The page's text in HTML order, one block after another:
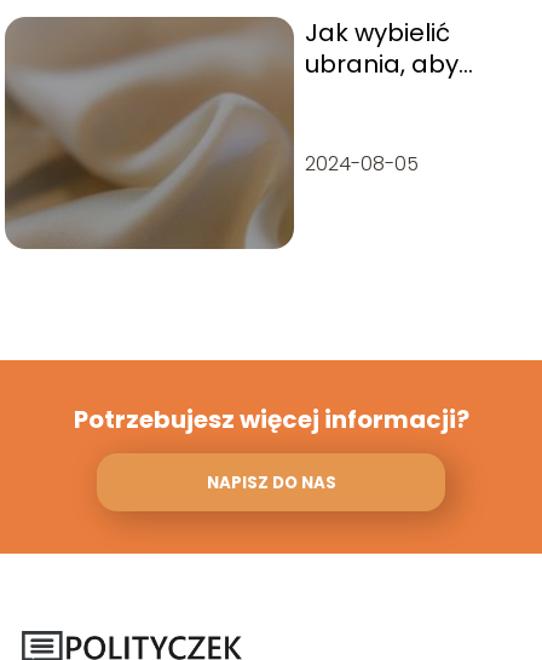
Jak wybielić
ubrania, aby
2024-08-05
Potrzebujesz więcej informacji?
NAPISZ DO NAS